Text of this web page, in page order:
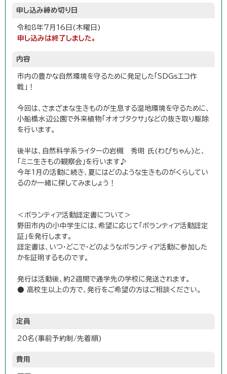
申し込み締め切り日
令和8年7月16日(木曜日)
申し込みは終了しました。
内容
市内の豊かな自然環境を守るために発足した「SDGsエコ作
戦」！
今回は、さまざまな生きものが生息する湿地環境を守るために、
小船橋水辺公園で外来植物「オオブタクサ」などの抜き取り駆除
を行います。
後半は、自然科学系ライターの岩槻 秀明 氏(わぴちゃん)と、
「ミニ生きもの観察会」を行います♪
今年1月の活動に続き、夏にはどのような生きものがくらしてい
るのか一緒に探してみましょう！
＜ボランティア活動認定書について＞
野田市内の小中学生には、希望に応じて「ボランティア活動認定
証」を発行します。
認定書は、いつ・どこで・どのようなボランティア活動に参加した
かを証明するものです。
発行は活動後、約2週間で通学先の学校に発送されます。
● 高校生以上の方で、発行をご希望の方はご相談ください。
定員
20名(事前予約制/先着順)
費用